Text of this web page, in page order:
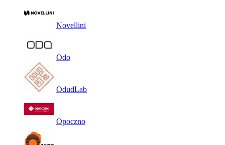
Novellini
Odo
OdudLab
Opoczno